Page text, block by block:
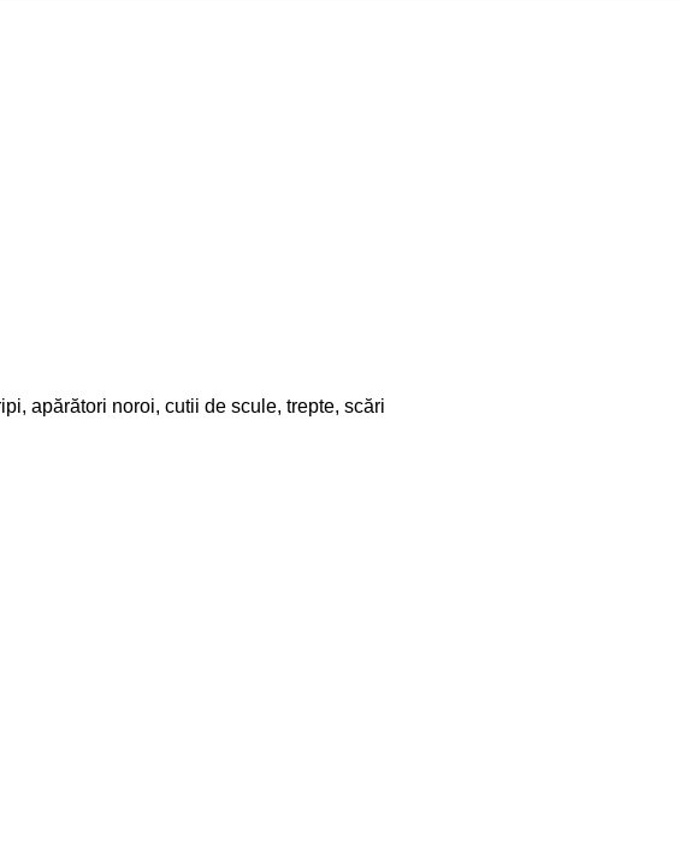
apărători noroi, cutii de scule, trepte, scări